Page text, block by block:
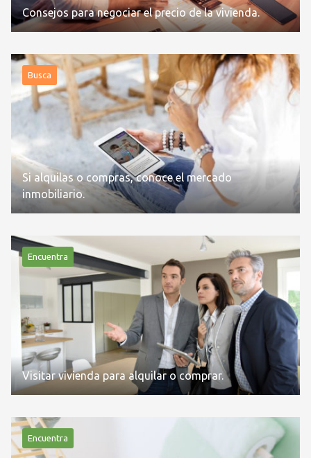
Consejos para negociar el precio de la vivienda.
Busca
Si alquilas o compras, conoce el mercado
inmobiliario.
Encuentra
Visitar vivienda para alquilar o comprar.
Encuentra